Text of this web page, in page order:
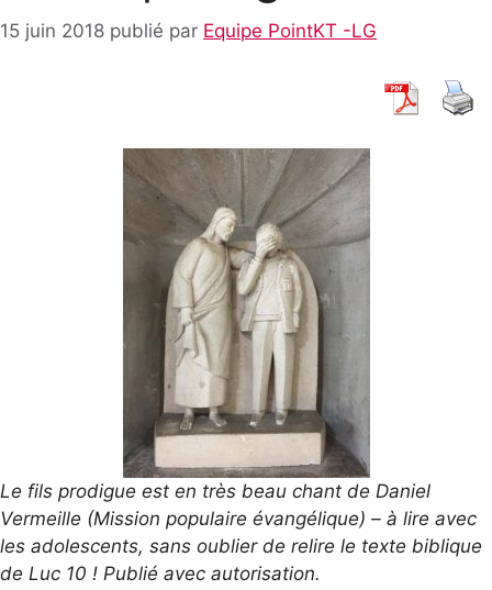
15 juin 2018 publié par Equipe PointKT -LG
Le fils prodigue est en très beau chant de Daniel
Vermeille (Mission populaire évangélique) – à lire avec
les adolescents, sans oublier de relire le texte biblique
de Luc 10 ! Publié avec autorisation.